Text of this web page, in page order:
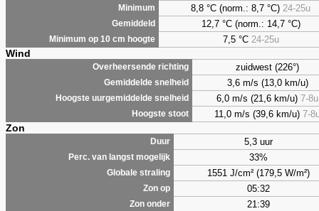
Minimum 8,8 °C (norm.: 8,7 °C) 24-25u
Gemiddeld 12,7 °C (norm.: 14,7 °C)
Minimum op 10 cm hoogte 7,5°C 24-25u
Wind
Overheersende richting zuidwest (226°)
Gemiddelde snelheid 3,6 m/s (13,0 km/u)
Hoogste uurgemiddelde snelheid 6,0 m/s (21,6 km/u) 7-8u
Hoogste stoot 11,0 m/s (39,6 km/u) 7-
Zon
Duur 5,3 uur
Perc. van langst mogelijk 33%
Globale straling 1551 J/cm² (179,5 W/m²)
Zon op 05:32
Zon onder 21:39